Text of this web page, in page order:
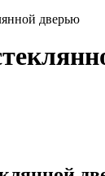
дверью